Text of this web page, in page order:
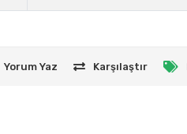
Yorum Yaz Karşılaştır